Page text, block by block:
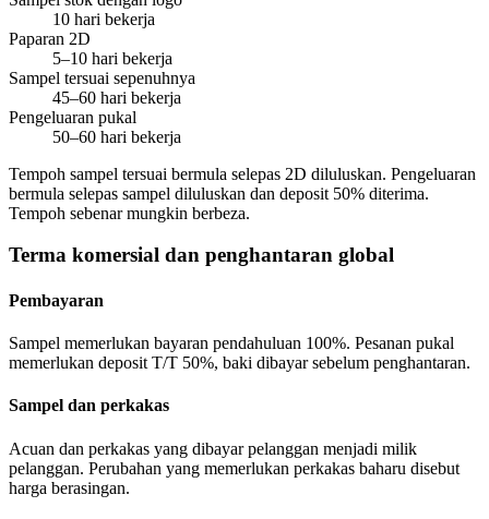
10 hari bekerja
Paparan 2D
5–10 hari bekerja
Sampel tersuai sepenuhnya
45–60 hari bekerja
Pengeluaran pukal
50–60 hari bekerja
Tempoh sampel tersuai bermula selepas 2D diluluskan. Pengeluaran
bermula selepas sampel diluluskan dan deposit 50% diterima.
Tempoh sebenar mungkin berbeza.
Terma komersial dan penghantaran global
Pembayaran
Sampel memerlukan bayaran pendahuluan 100%. Pesanan pukal
memerlukan deposit T/T 50%, baki dibayar sebelum penghantaran.
Sampel dan perkakas
Acuan dan perkakas yang dibayar pelanggan menjadi milik
pelanggan. Perubahan yang memerlukan perkakas baharu disebut
harga berasingan.